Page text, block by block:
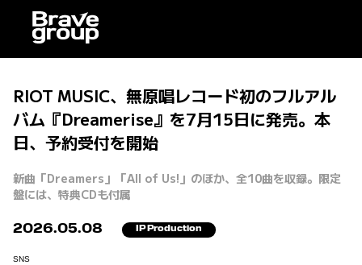
RIOT MUSIC、無原唱レコード初のフルアル
バム『Dreamerise』を7月15日に発売。本
日、予約受付を開始
新曲「Dreamers」「All of Us!」のほか、全10曲を収録。限定
盤には、特典CDも付属
2026.05.08 IP Production
SNS